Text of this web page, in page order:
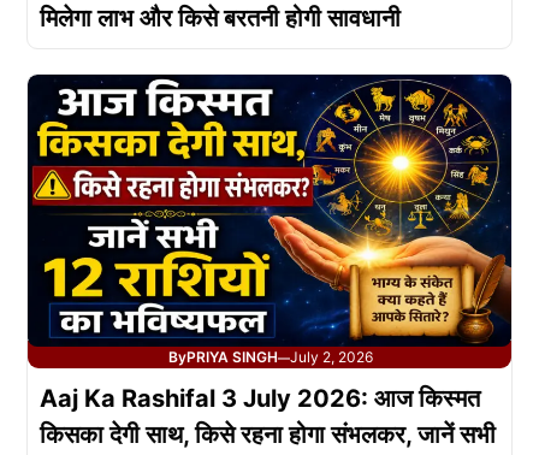
मिलेगा लाभ और किसे बरतनी होगी सावधानी
ByPRIYA SINGH—July 2, 2026
Aaj Ka Rashifal 3 July 2026: आज किस्मत
किसका देगी साथ, किसे रहना होगा संभलकर, जानें सभी